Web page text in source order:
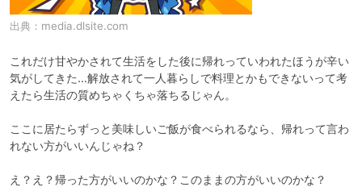
出典： media.dlsite.com
これだけ甘やかされて生活をした後に帰れっていわれたほうが辛い
気がしてきた…解放されて一人暮らしで料理とかもできないって考
えたら生活の質めちゃくちゃ落ちるじゃん。
ここに居たらずっと美味しいご飯が食べられるなら、帰れって言わ
れない方がいいんじゃね？
え？え？帰った方がいいのかな？このままの方がいいのかな？